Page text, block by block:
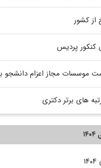
از کشور
کنکور پردیس
موسسات مجاز اعزام دانشجو
های برتر دکتری